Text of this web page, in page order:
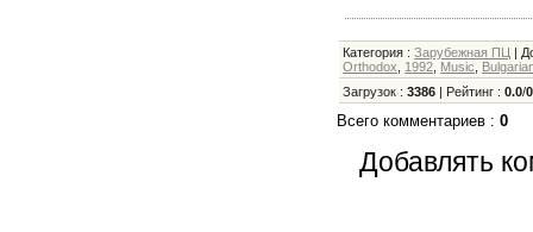
Категория :Зарубежная ПЦ
Orthodox
1992 Music
Загрузок :3386 Рейтинг :0.0/0
Всего комментариев :0
Добавлять